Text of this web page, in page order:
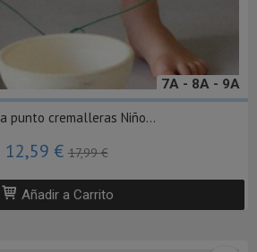
7A - 8A - 9A
punto cremalleras Niño...
12,59 €17,99 €
Añadir a Carrito